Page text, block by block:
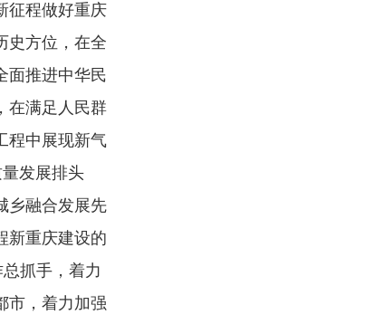
征程做好重庆
史方位，在全
面推进中华民
在满足人民群
程中展现新气
发展排头
乡融合发展先
新重庆建设的
抓手，着力
市，着力加强